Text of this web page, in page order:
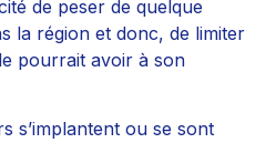
de peser de quelque
la région et donc, de limiter
pourrait avoir à son
s’implantent ou se sont